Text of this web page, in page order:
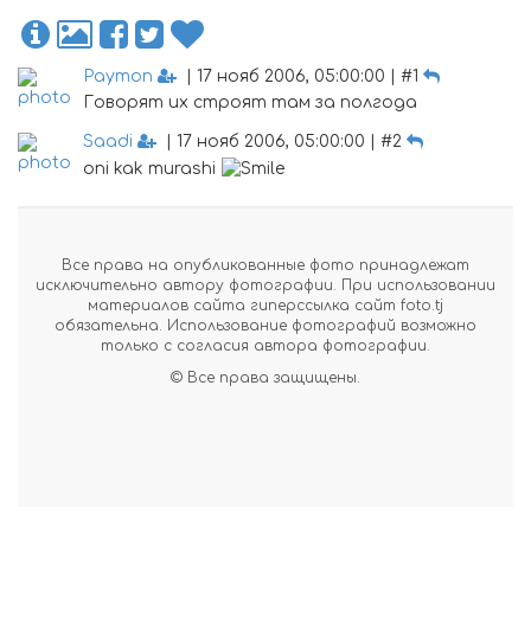
Paymon
| 17 нояб 2006, 05:00:00 | #1
Говорят их строят там за полгода
Saadi
| 17 нояб 2006, 05:00:00 | #2
oni kak murashi
Все права на опубликованные фото принадлежат
исключительно автору фотографии. При использовании
материалов сайта гиперссылка сайт foto.tj
обязательна. Использование фотографий возможно
только с согласия автора фотографии.
© Все права защищены.